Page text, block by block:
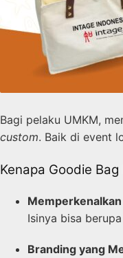
Bagi pelaku UMKM,
custom. Baik di event
Kenapa Goodie
Isinya bisa
Branding yang